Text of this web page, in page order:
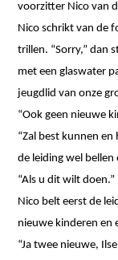
voorzitter Nico van
Nico schrikt van de
trillen. “Sorry,” dan
met een glaswater
jeugdlid van onze
“Ook geen nieuwe
“Zal best kunnen
de leiding wel bellen
“Als u dit wilt doen.”
Nico belt eerst de
nieuwe kinderen en
“Ja twee nieuwe,